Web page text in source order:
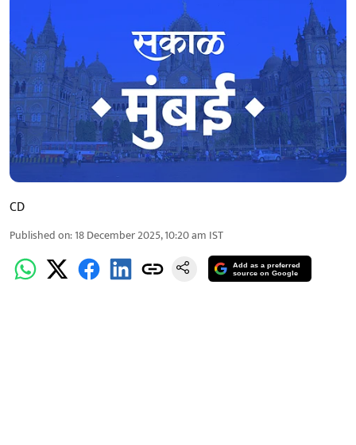
CD
Published on:18 December 2025, 10:20 am IST
Add as a preferred
source on Google